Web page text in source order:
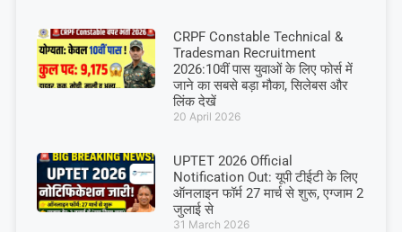
CRPF Constable Technical &
Tradesman Recruitment
2026:10वीं पास युवाओं के लिए फोर्स में
जाने का सबसे बड़ा मौका, सिलेबस और
लिंक देखें
20 April 2026
UPTET 2026 Official
Notification Out: यूपी टीईटी के लिए
ऑनलाइन फॉर्म 27 मार्च से शुरू, एग्जाम 2
जुलाई से
31 March 2026